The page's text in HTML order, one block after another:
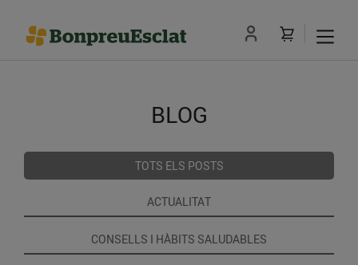
BLOG
TOTS ELS POSTS
ACTUALITAT
CONSELLS I HÀBITS SALUDABLES